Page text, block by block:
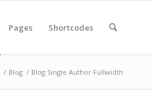
Pages Shortcodes
/ Blog / Blog Single Author Fullwidth